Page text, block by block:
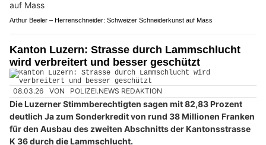
Arthur Beeler – Herrenschneider: Schweizer Schneiderkunst auf Mass
Kanton Luzern: Strasse durch Lammschlucht
wird verbreitert und besser geschützt
08.03.26 VON POLIZEI.NEWS REDAKTION
Die Luzerner Stimmberechtigten sagen mit 82,83 Prozent
deutlich Ja zum Sonderkredit von rund 38 Millionen Franken
für den Ausbau des zweiten Abschnitts der Kantonsstrasse
K 36 durch die Lammschlucht.